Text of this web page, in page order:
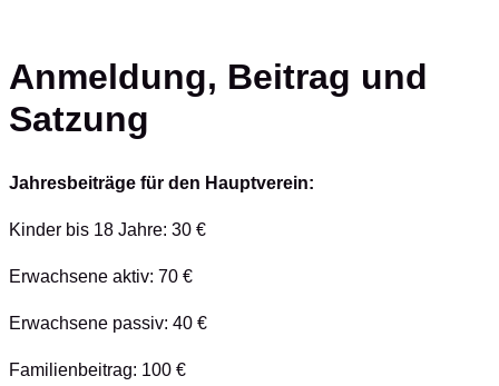
Anmeldung, Beitrag und
Satzung
Jahresbeiträge für den Hauptverein:
Kinder bis 18 Jahre: 30 €
Erwachsene aktiv: 70 €
Erwachsene passiv: 40 €
Familienbeitrag: 100 €